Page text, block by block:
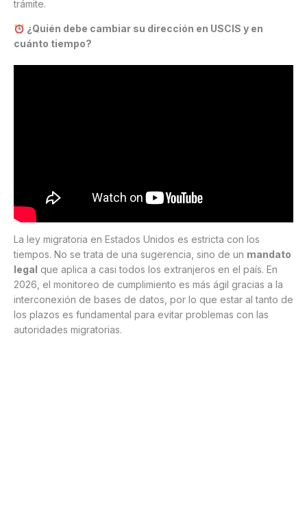
trámite.
¿Quién debe cambiar su dirección en USCIS y en
cuánto tiempo?
La ley migratoria en Estados Unidos es estricta con los
tiempos. No se trata de una sugerencia, sino de un mandato
legal que aplica a casi todos los extranjeros en el país. En
2026, el monitoreo de cumplimiento es más ágil gracias a la
interconexión de bases de datos, por lo que estar al tanto de
los plazos es fundamental para evitar problemas con las
autoridades migratorias.